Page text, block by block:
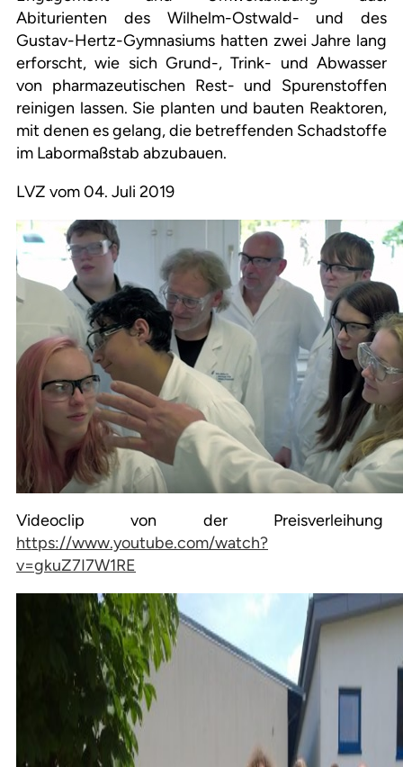
Abiturienten des Wilhelm-Ostwald- und des
Gustav-Hertz-Gymnasiums hatten zwei Jahre lang
erforscht, wie sich Grund-, Trink- und Abwasser
von pharmazeutischen Rest- und Spurenstoffen
reinigen lassen. Sie planten und bauten Reaktoren,
mit denen es gelang, die betreffenden Schadstoffe
im Labormaßstab abzubauen.
LVZ vom 04. Juli 2019
Videoclip von der Preisverleihung
https://www.youtube.com/watch?
v=gkuZ7I7W1RE